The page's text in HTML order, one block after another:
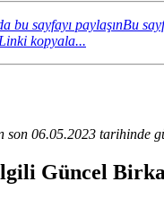
bu sayfayı paylaşınBu
Linki kopyala...
son 06.05.2023 tarihinde
Güncel